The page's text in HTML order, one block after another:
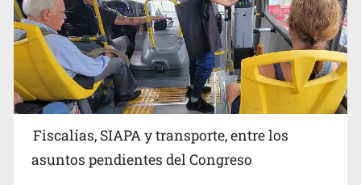
Fiscalía va por más involucrados en el feminicidio de
Valeria Márquez
Fiscalías, SIAPA y transporte, entre los
asuntos pendientes del Congreso